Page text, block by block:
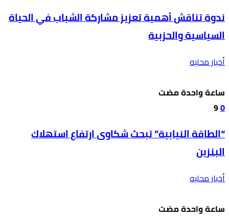
ندوة تناقش أهمية تعزيز مشاركة الشباب في الحياة
السياسية والحزبية
أخبار محليه
‫‫‫‏‫ساعة واحدة مضت‬
0
9
“الطاقة النيابية” تبحث شكاوى ارتفاع استهلاك
البنزين
أخبار محليه
‫‫‫‏‫ساعة واحدة مضت‬